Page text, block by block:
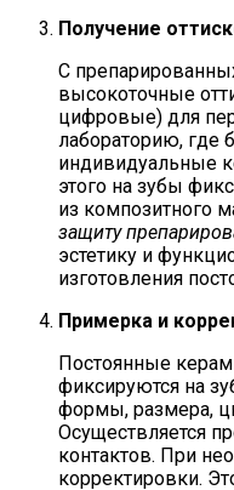
Получение
С
высокоточные
цифровые) для
лабораторию, где
индивидуальные
этого на зубы
из композитного
защиту
эстетику и
изготовления
Примерка и
Постоянные
фиксируются на
формы, размера,
Осуществляется
контактов. При
корректировки.